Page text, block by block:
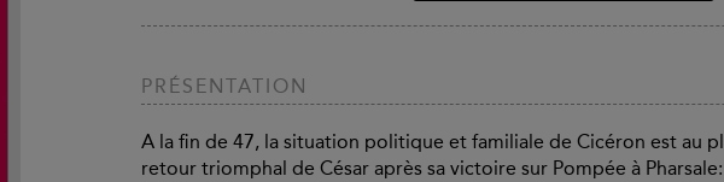
PRÉSENTATION
A la fin de 47, la situation politique et familiale de Cicéron est au
retour triomphal de César après sa victoire sur Pompée à